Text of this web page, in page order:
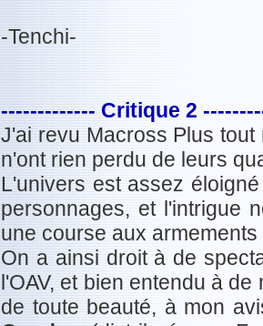
-Tenchi-
------------- Critique 2
J'ai revu Macross Plus
n'ont rien perdu de leurs
L'univers est assez
personnages, et l'intrigue
une course aux
On a ainsi droit à de
l'OAV, et bien entendu à
de toute beauté, à mon